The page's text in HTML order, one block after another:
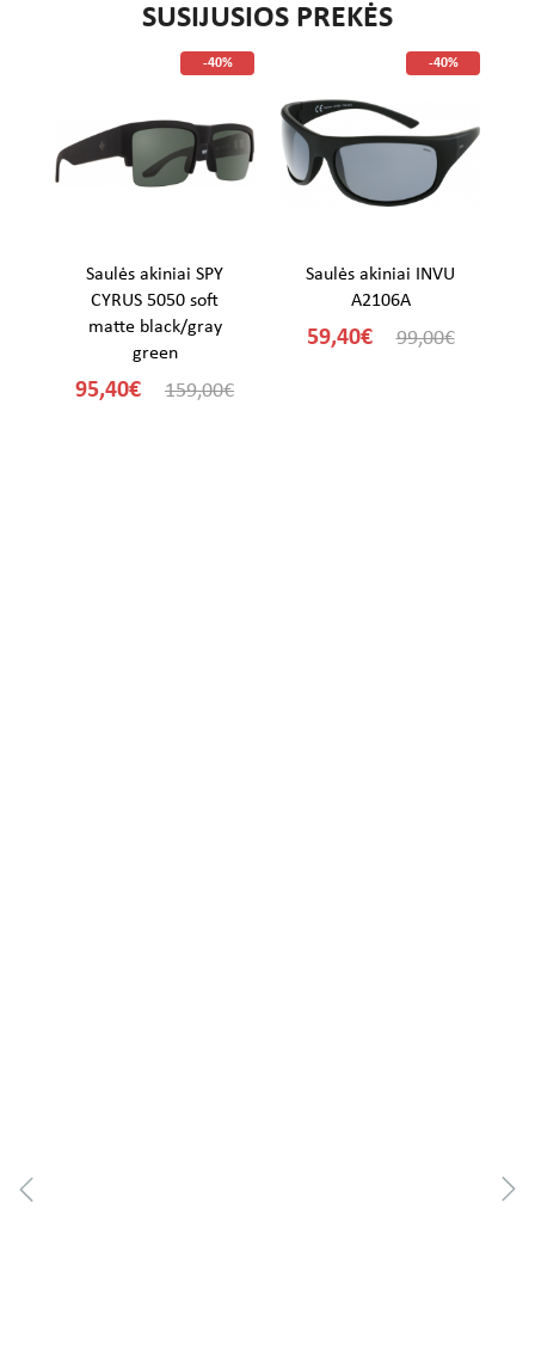
SUSIJUSIOS PREKĖS
-40%
Saulės akiniai SPY
CYRUS 5050 soft
matte black/gray
green
95,40€ 159,00€
-40%
Saulės akiniai INVU
A2106A
59,40€ 99,00€